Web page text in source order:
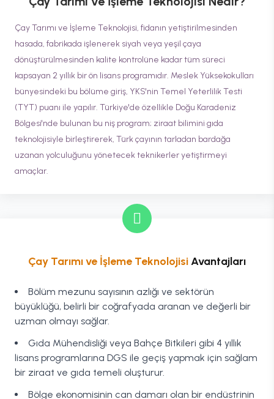
Çay Tarımı ve İşleme Teknolojisi, fidanın yetiştirilmesinden
hasada, fabrikada işlenerek siyah veya yeşil çaya
dönüştürülmesinden kalite kontrolüne kadar tüm süreci
kapsayan 2 yıllık bir ön lisans programıdır. Meslek Yüksekokulları
bünyesindeki bu bölüme giriş, YKS'nin Temel Yeterlilik Testi
(TYT) puanı ile yapılır. Türkiye'de özellikle Doğu Karadeniz
Bölgesi'nde bulunan bu niş program; ziraat bilimini gıda
teknolojisiyle birleştirerek, Türk çayının tarladan bardağa
uzanan yolculuğunu yönetecek teknikerler yetiştirmeyi
amaçlar.
Çay Tarımı ve İşleme TeknolojisiAvantajları
Bölüm mezunu sayısının azlığı ve sektörün
büyüklüğü, belirli bir coğrafyada aranan ve değerli bir
uzman olmayı sağlar.
Gıda Mühendisliği veya Bahçe Bitkileri gibi 4 yıllık
lisans programlarına DGS ile geçiş yapmak için sağlam
bir ziraat ve gıda temeli oluşturur.
Bölge ekonomisinin can damarı olan bir endüstrinin